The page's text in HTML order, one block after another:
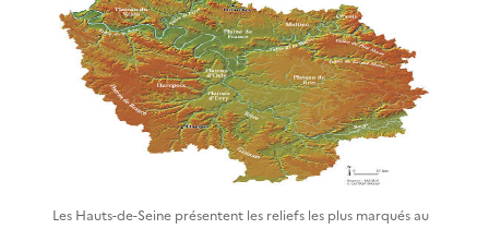
Les Hauts-de-Seine présentent les reliefs les plus marqués au